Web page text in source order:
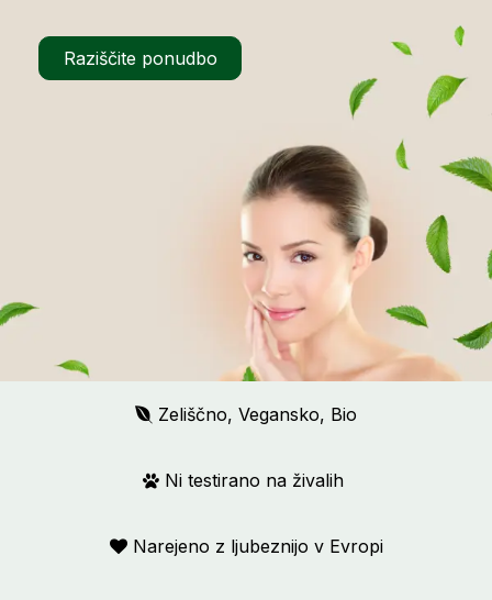
Raziščite ponudbo
Zeliščno, Vegansko, Bio
Ni testirano na živalih
Narejeno z ljubeznijo v Evropi